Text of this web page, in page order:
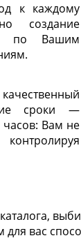
к каждому
создание
по Вашим
сроки —
часов: Вам не
вас